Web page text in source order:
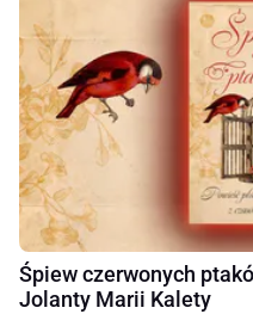
Śpiew czerwonych
Jolanty Marii Kalety